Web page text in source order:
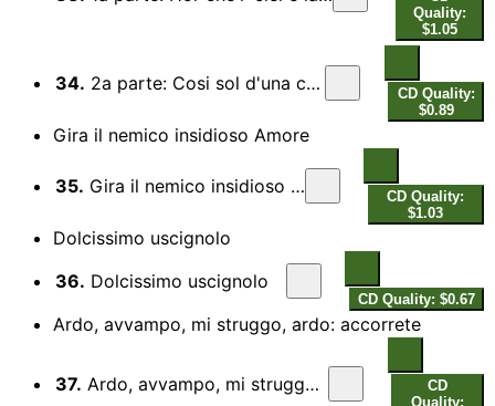
Quality:
$1.05
34. 2a parte: Cosi sol d'una chiara fonte viva
CD Quality:
$0.89
Gira il nemico insidioso Amore
35. Gira il nemico insidioso Amore
CD Quality:
$1.03
Dolcissimo uscignolo
36. Dolcissimo uscignolo
CD Quality: $0.67
Ardo, avvampo, mi struggo, ardo: accorrete
37. Ardo, avvampo, mi struggo, ardo: accorrete
CD
Quality: